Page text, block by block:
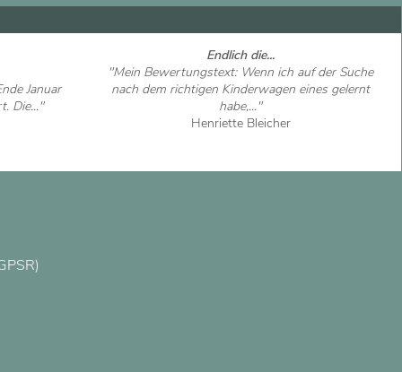
Januar
Die..."
Endlich die...
"Mein Bewertungstext: Wenn ich auf der Suche
nach dem richtigen Kinderwagen eines gelernt
habe,..."
Henriette Bleicher